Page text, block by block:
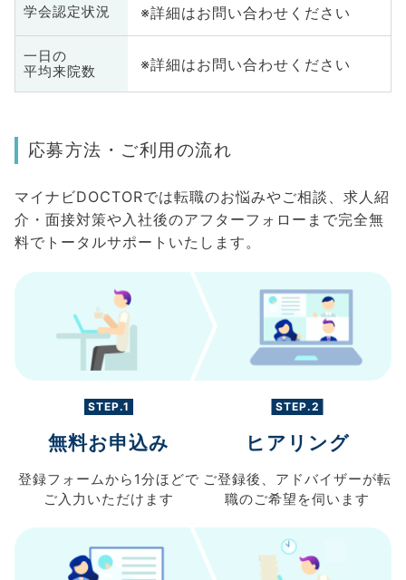
学会認定状況 ※詳細はお問い合わせください
一日の
平均来院数
※詳細はお問い合わせください
応募方法・ご利用の流れ
マイナビDOCTORでは転職のお悩みやご相談、求人紹
介・面接対策や入社後のアフターフォローまで完全無
料でトータルサポートいたします。
STEP.1
無料お申込み
登録フォームから 1分ほどで
ご入力 いただけます
STEP.2
ヒアリング
ご登録後、 アドバイザーが転
職のご希望を伺います